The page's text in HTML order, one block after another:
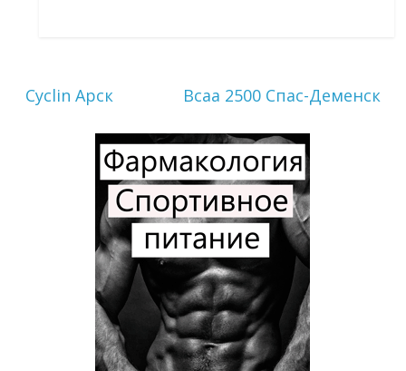
Cyclin Арск Bcaa 2500 Спас-Деменск